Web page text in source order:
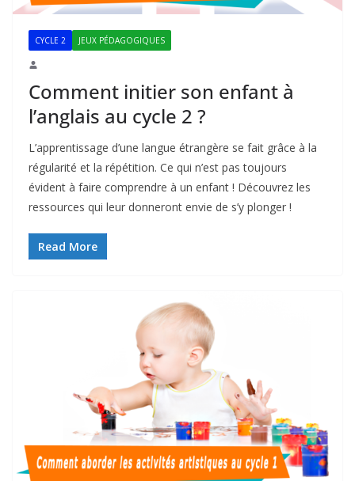
CYCLE 2 JEUX PÉDAGOGIQUES
Comment initier son enfant à
l’anglais au cycle 2 ?
L’apprentissage d’une langue étrangère se fait grâce à la
régularité et la répétition. Ce qui n’est pas toujours
évident à faire comprendre à un enfant ! Découvrez les
ressources qui leur donneront envie de s’y plonger !
Read More